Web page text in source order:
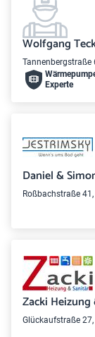
Wolfgang
Tannenbergstraße
Experte
Daniel &
Roßbachstraße
Zacki
Glückaufstraße